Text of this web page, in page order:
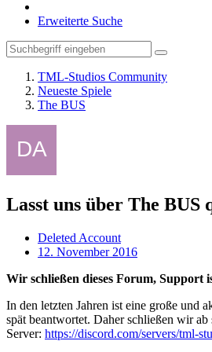
Erweiterte Suche
TML-Studios Community
Neueste Spiele
The BUS
Lasst uns über The BUS
Deleted Account
12. November 2016
Wir schließen dieses Forum, Support
In den letzten Jahren ist eine große und
spät beantwortet. Daher schließen wir
Server: https://discord.com/servers/tml-